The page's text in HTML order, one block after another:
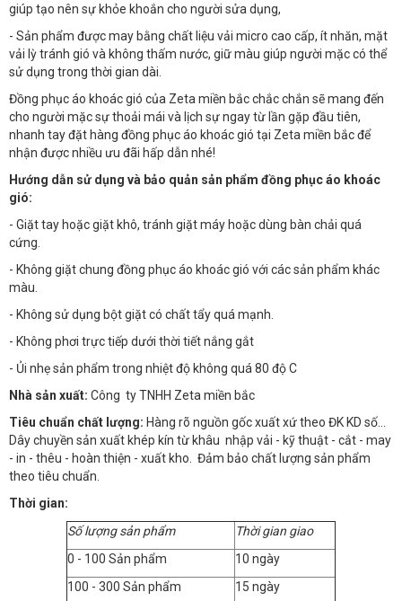
giúp tạo nên sự khỏe khoắn cho người sửa dụng,
- Sản phẩm được may bằng chất liệu vải micro cao cấp, ít nhăn, mặt
vải lỳ tránh gió và không thấm nước, giữ màu giúp người mặc có thể
sử dụng trong thời gian dài.
Đồng phục áo khoác gió của Zeta miền bắc chắc chắn sẽ mang đến
cho người mặc sự thoải mái và lịch sự ngay từ lần gặp đầu tiên,
nhanh tay đặt hàng đồng phục áo khoác gió tại Zeta miền bắc để
nhận được nhiều ưu đãi hấp dẫn nhé!
Hướng dẫn sử dụng và bảo quản sản phẩm đồng phục áo khoác
gió:
- Giặt tay hoặc giặt khô, tránh giặt máy hoặc dùng bàn chải quá
cứng.
- Không giặt chung đồng phục áo khoác gió với các sản phẩm khác
màu.
- Không sử dụng bột giặt có chất tẩy quá mạnh.
- Không phơi trực tiếp dưới thời tiết nắng gắt
- Ủi nhẹ sản phẩm trong nhiệt độ không quá 80 độ C
Nhà sản xuất: Công ty TNHH Zeta miền bắc
Tiêu chuẩn chất lượng: Hàng rõ nguồn gốc xuất xứ theo ĐK KD số…
Dây chuyền sản xuất khép kín từ khâu nhập vải - kỹ thuật - cắt - may
- in - thêu - hoàn thiện - xuất kho. Đảm bảo chất lượng sản phẩm
theo tiêu chuẩn.
Thời gian:
Số lượng sản phẩm
Thời gian giao
0 - 100 Sản phẩm
10 ngày
100 - 300 Sản phẩm
15 ngày